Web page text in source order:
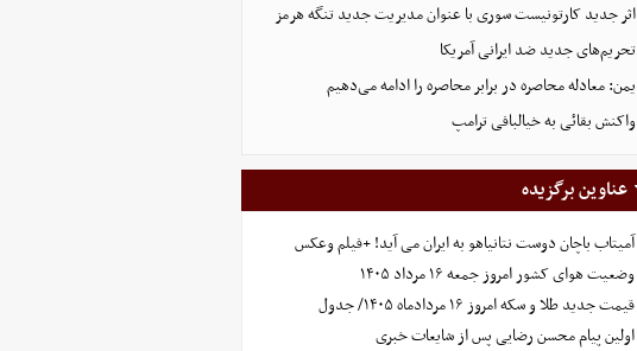
اثر جدید کارتونیست سوری با عنوان مدیریت جدید تنگه هرمز
تحریم‌های جدید ضد ایرانی آمریکا
یمن: معادله محاصره در برابر محاصره را ادامه می‌دهیم
واکنش بقائی به خیالبافی ترامپ
عناوین برگزیده
آمیتاب باچان دوست نتانیاهو به ایران می آید! +فیلم وعکس
وضعیت هوای کشور امروز جمعه ۱۶ مرداد ۱۴۰۵
قیمت جدید طلا و سکه امروز ۱۶ مردادماه ۱۴۰۵/ جدول
اولین پیام محسن رضایی پس از شایعات خبری